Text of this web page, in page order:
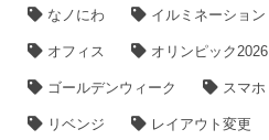
なノにわ イルミネーション
オフィス オリンピック2026
ゴールデンウィーク スマホ
リベンジ レイアウト変更